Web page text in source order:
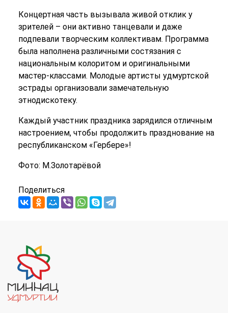
Концертная часть вызывала живой отклик у
зрителей – они активно танцевали и даже
подпевали творческим коллективам. Программа
была наполнена различными состязания с
национальным колоритом и оригинальными
мастер-классами. Молодые артисты удмуртской
эстрады организовали замечательную
этнодискотеку.
Каждый участник праздника зарядился отличным
настроением, чтобы продолжить празднование на
республиканском «Гербере»!
Фото: М.Золотарёвой
Поделиться